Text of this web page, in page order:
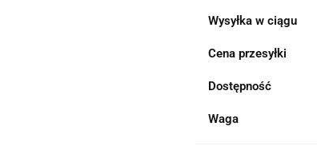
Wysyłka w ciągu
Cena przesyłki
Dostępność
Waga